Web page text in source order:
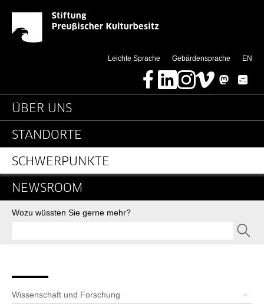
Springe direkt zu:
EUBAM -
Leichte Sprache Gebärdensprache EN
FacebookLinkedInInstagram
Vimeo MastodonBluesky
Hauptnavigation
ÜBER UNS
STANDORTE
SCHWERPUNKTE
NEWSROOM
Suche
Wozu wüssten Sie gerne mehr?
Seitenpfad
Bereichsnavigation
Wissenschaft und Forschung